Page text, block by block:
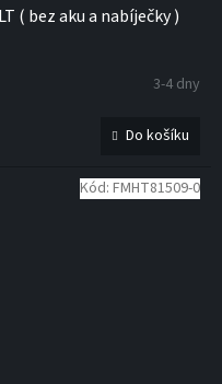
( bez aku a nabíječky )
3-4 dny
Do košíku
Kód: FMHT81509-0